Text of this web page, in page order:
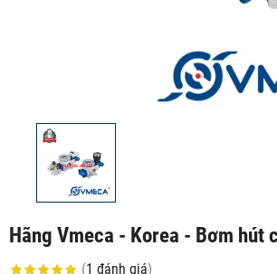
Hãng Vmeca - Korea - Bơm hút
(1 đánh giá)